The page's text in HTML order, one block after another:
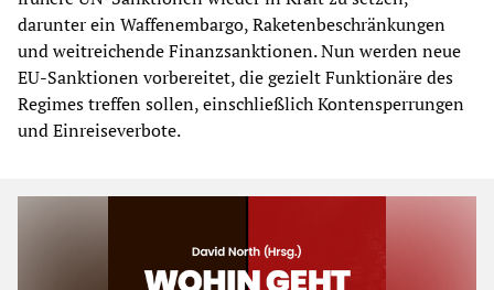
darunter ein Waffenembargo, Raketenbeschränkungen
und weitreichende Finanzsanktionen. Nun werden neue
EU-Sanktionen vorbereitet, die gezielt Funktionäre des
Regimes treffen sollen, einschließlich Kontensperrungen
und Einreiseverbote.